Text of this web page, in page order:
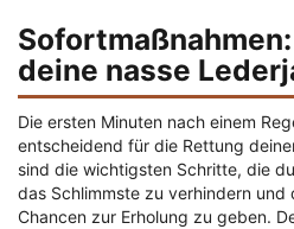
deine nasse
Die ersten Minuten nach einem
entscheidend für die Rettung
sind die wichtigsten Schritte, die
das Schlimmste zu verhindern und
Chancen zur Erholung zu geben.